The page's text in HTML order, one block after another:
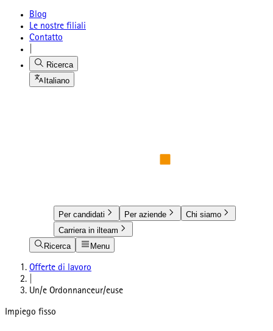
Blog
Le nostre filiali
Contatto
Ricerca
Italiano
Per candidati Per aziende
Chi siamo
Carriera in ilteam
Ricerca
Menu
Offerte di lavoro
Un/e Ordonnanceur/euse
Impiego fisso